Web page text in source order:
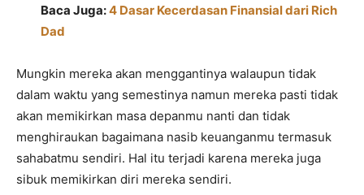
Baca Juga:4 Dasar Kecerdasan Finansial dari Rich
Dad
Mungkin mereka akan menggantinya walaupun tidak
dalam waktu yang semestinya namun mereka pasti tidak
akan memikirkan masa depanmu nanti dan tidak
menghiraukan bagaimana nasib keuanganmu termasuk
sahabatmu sendiri. Hal itu terjadi karena mereka juga
sibuk memikirkan diri mereka sendiri.